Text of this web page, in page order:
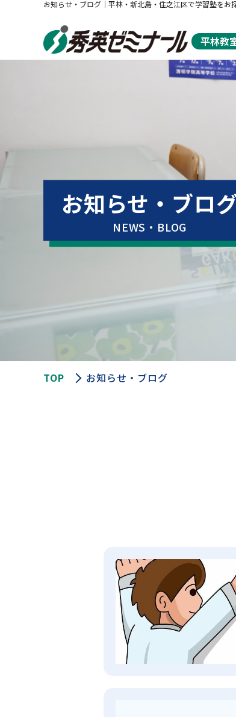
お知らせ・ブログ｜平林・新北島・住之江区で学習塾をお
平林教
お知らせ・ブロ
NEWS・BLOG
TOP お知らせ・ブログ